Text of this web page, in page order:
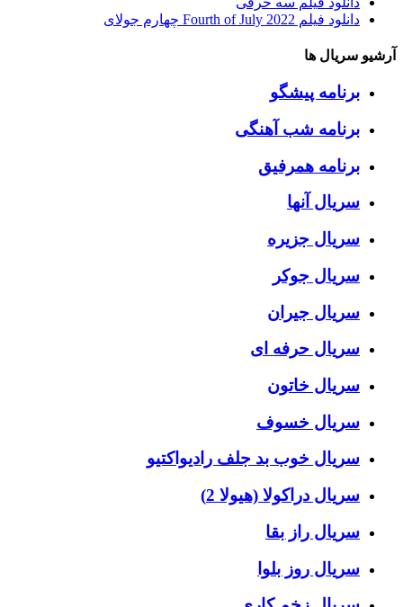
دانلود فیلم Fourth of July 2022 چهارم جولای
آرشیو سریال ها
برنامه پیشگو
برنامه شب آهنگی
برنامه همرفیق
سریال آنها
سریال جزیره
سریال جوکر
سریال جیران
سریال حرفه ای
سریال خاتون
سریال خسوف
سریال خوب بد جلف رادیواکتیو
سریال دراکولا (هیولا 2)
سریال راز بقا
سریال روز بلوا